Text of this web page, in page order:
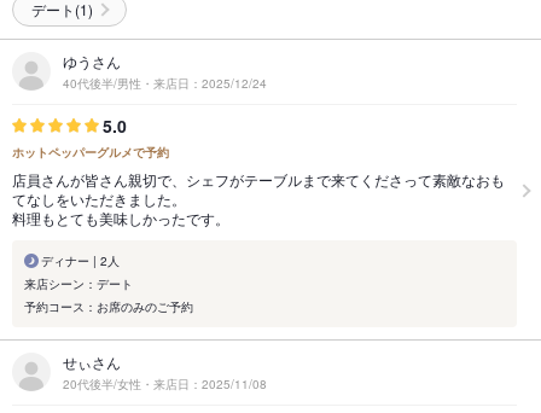
デート(1)
ゆうさん
40代後半/男性・来店日：2025/12/24
5.0
ホットペッパーグルメで予約
店員さんが皆さん親切で、シェフがテーブルまで来てくださって素敵なおも
てなしをいただきました。
料理もとても美味しかったです。
ディナー | 2人
来店シーン：デート
予約コース：お席のみのご予約
せぃさん
20代後半/女性・来店日：2025/11/08